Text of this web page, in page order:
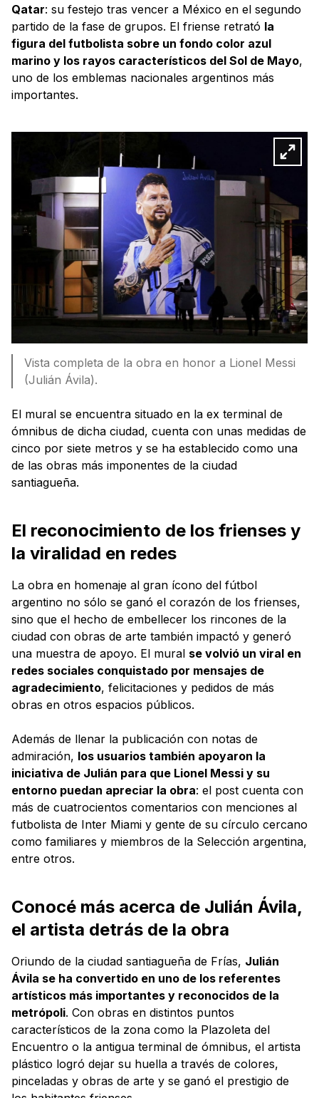
Qatar: su festejo tras vencer a México en el segundo
partido de la fase de grupos. El friense retrató la
figura del futbolista sobre un fondo color azul
marino y los rayos característicos del Sol de Mayo,
uno de los emblemas nacionales argentinos más
importantes.
Vista completa de la obra en honor a Lionel Messi
(Julián Ávila).
El mural se encuentra situado en la ex terminal de
ómnibus de dicha ciudad, cuenta con unas medidas de
cinco por siete metros y se ha establecido como una
de las obras más imponentes de la ciudad
santiagueña.
El reconocimiento de los frienses y
la viralidad en redes
La obra en homenaje al gran ícono del fútbol
argentino no sólo se ganó el corazón de los frienses,
sino que el hecho de embellecer los rincones de la
ciudad con obras de arte también impactó y generó
una muestra de apoyo. El mural se volvió un viral en
redes sociales conquistado por mensajes de
agradecimiento, felicitaciones y pedidos de más
obras en otros espacios públicos.
Además de llenar la publicación con notas de
admiración, los usuarios también apoyaron la
iniciativa de Julián para que Lionel Messi y su
entorno puedan apreciar la obra: el post cuenta con
más de cuatrocientos comentarios con menciones al
futbolista de Inter Miami y gente de su círculo cercano
como familiares y miembros de la Selección argentina,
entre otros.
Conocé más acerca de Julián Ávila,
el artista detrás de la obra
Oriundo de la ciudad santiagueña de Frías, Julián
Ávila se ha convertido en uno de los referentes
artísticos más importantes y reconocidos de la
metrópoli. Con obras en distintos puntos
característicos de la zona como la Plazoleta del
Encuentro o la antigua terminal de ómnibus, el artista
plástico logró dejar su huella a través de colores,
pinceladas y obras de arte y se ganó el prestigio de